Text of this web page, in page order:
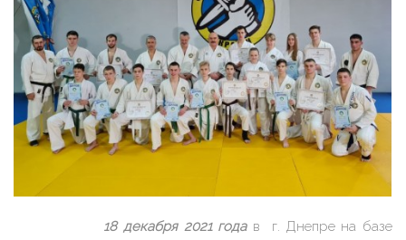
18 декабря 2021 годав г. Днепре на базе